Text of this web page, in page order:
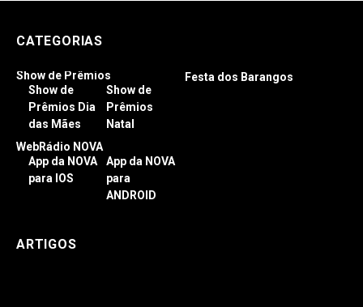
CATEGORIAS
Show de Prêmios
Show de
Prêmios Dia
das Mães
Show de
Prêmios
Natal
Festa dos Barangos
WebRádio NOVA
App da NOVA
para IOS
App da NOVA
para
ANDROID
ARTIGOS